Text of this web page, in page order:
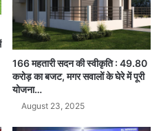
166 महतारी सदन की स्वीकृति : 49.80
करोड़ का बजट, मगर सवालों के घेरे में पूरी
योजना…
August 23, 2025